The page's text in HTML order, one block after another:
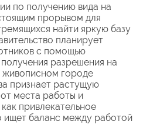
по получению вида на
прорывом для
найти яркую базу
планирует
с помощью
разрешения на
городе
признает растущую
места работы и
привлекательное
ищет баланс между работой